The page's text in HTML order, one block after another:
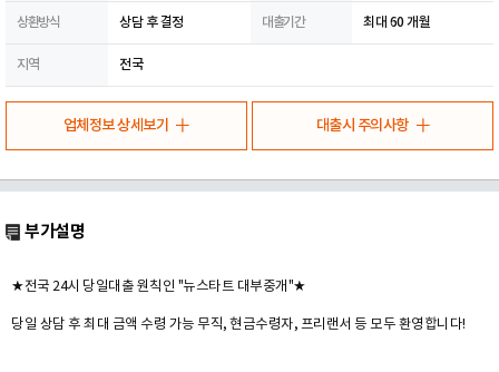
상환방식 상담 후 결정 대출기간 최대 60 개월
지역 전국
업체정보 상세보기 대출시 주의사항
부가설명
★전국 24시 당일대출 원칙인 "뉴스타트 대부중개"★
당일 상담 후 최대 금액 수령 가능 무직, 현금수령자, 프리랜서 등 모두 환영합니다!